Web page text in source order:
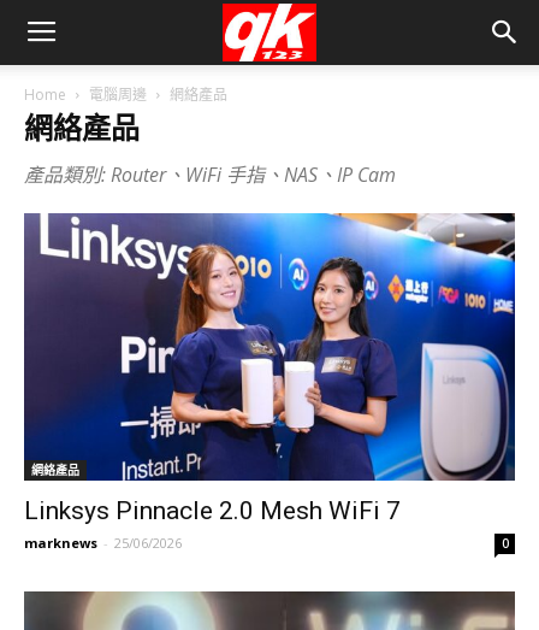
Home 電腦周邊 網絡產品
網絡產品
產品類別: Router、WiFi 手指、NAS、IP Cam
網絡產品
Linksys Pinnacle 2.0 Mesh WiFi 7
marknews - 25/06/2026 0